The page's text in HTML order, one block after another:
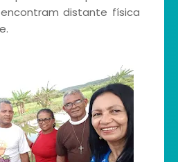
distante física